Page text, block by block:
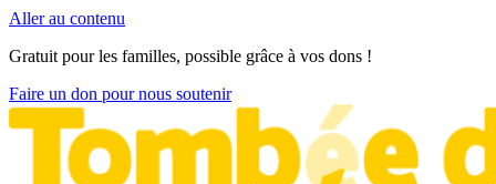
Aller au contenu
Gratuit pour les familles, possible grâce à vos dons !
Faire un don pour nous soutenir